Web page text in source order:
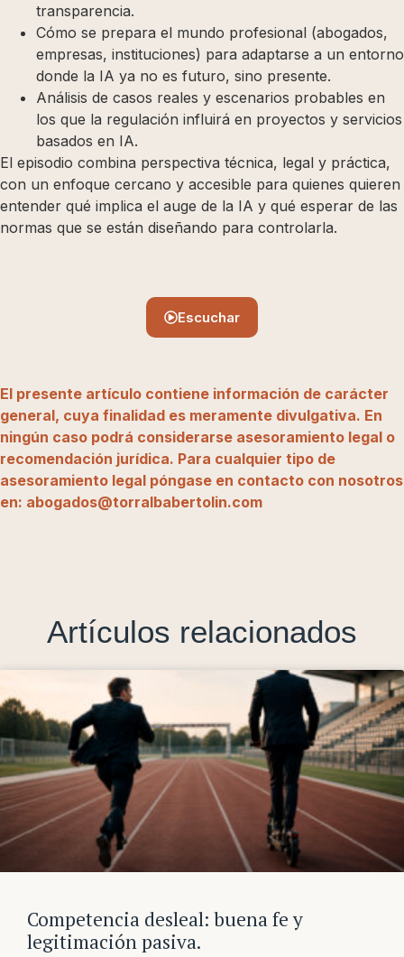
transparencia.
Cómo se prepara el mundo profesional (abogados,
empresas, instituciones) para adaptarse a un entorno
donde la IA ya no es futuro, sino presente.
Análisis de casos reales y escenarios probables en
los que la regulación influirá en proyectos y servicios
basados en IA.
El episodio combina perspectiva técnica, legal y práctica,
con un enfoque cercano y accesible para quienes quieren
entender qué implica el auge de la IA y qué esperar de las
normas que se están diseñando para controlarla.
Escuchar
El presente artículo contiene información de carácter
general, cuya finalidad es meramente divulgativa. En
ningún caso podrá considerarse asesoramiento legal o
recomendación jurídica. Para cualquier tipo de
asesoramiento legal póngase en contacto con nosotros
en: abogados@torralbabertolin.com
Artículos relacionados
Competencia desleal: buena fe y
legitimación pasiva.